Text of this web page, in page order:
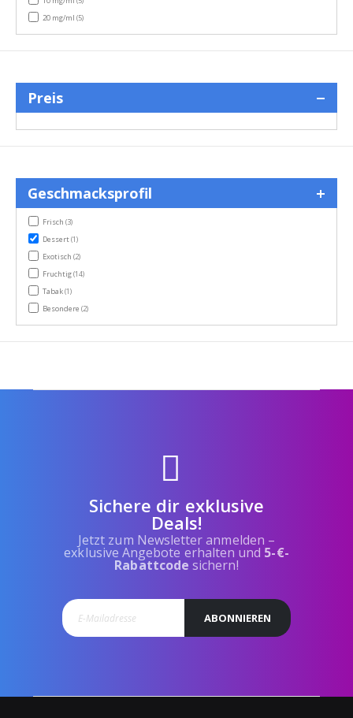
20 mg/ml(5)items
Preis
Geschmacksprofil
Frisch(3)items
Dessert(1)item
Exotisch(2)items
Fruchtig(14)items
Tabak(1)item
Besondere(2)items
Sichere dir exklusive
Deals!
Jetzt zum Newsletter anmelden –
exklusive Angebote erhalten und 5-€-
Rabattcode sichern!
ABONNIEREN